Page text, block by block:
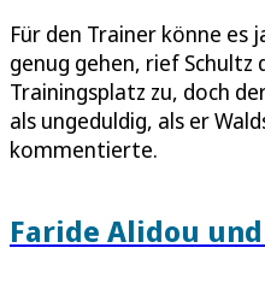
Für den Trainer könne es
genug gehen, rief Schultz
Trainingsplatz zu, doch
als ungeduldig, als er
kommentierte.
Faride Alidou